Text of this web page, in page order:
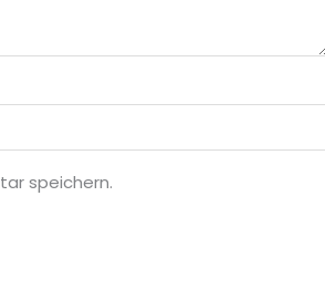
speichern.